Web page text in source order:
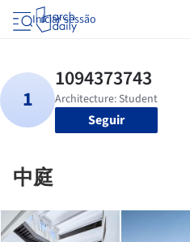
Iniciar sessão
Seguir
中庭